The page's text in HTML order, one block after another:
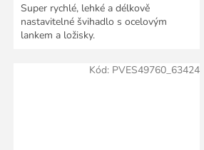
Super rychlé, lehké a délkově
nastavitelné švihadlo s ocelovým
lankem a ložisky.
Kód: PVES49760_63424